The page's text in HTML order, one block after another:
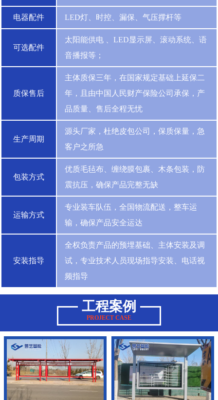
电器配件 LED灯、时控、漏保、气压撑杆等
可选配件
太阳能供电 、LED显示屏、滚动系统、语
音播报等；
质保售后
主体质保三年，在国家规定基础上延保二
年，且由中国人民财产保险公司承保，产
品质量、售后全程无忧
生产周期
源头厂家，杜绝皮包公司，保质保量，急
客户之所急
包装方式
优质毛毡布、缠绕膜包裹、木条包装，防
震抗压，确保产品完整无缺
运输方式
专业装车队伍，全国物流配送，整车运
输，确保产品安全运达
安装指导
全权负责产品的预埋基础、主体安装及调
试，专业技术人员现场指导安装、电话视
频指导
工程案例
PROJECT CASE